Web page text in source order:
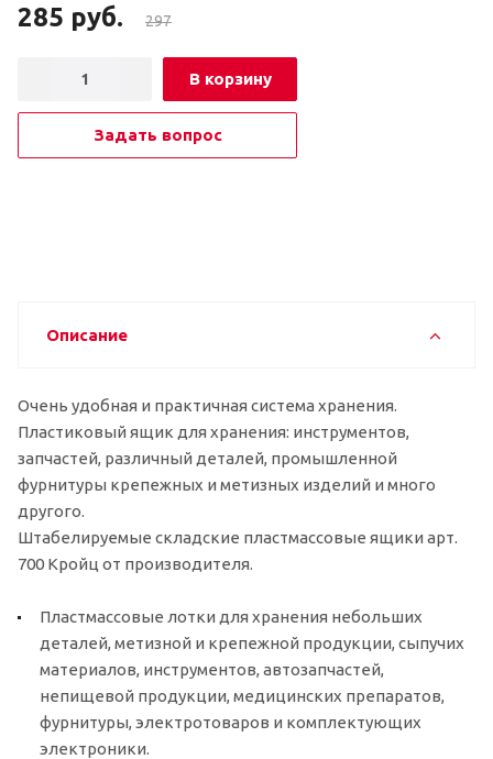
285 руб. 297
В корзину
Задать вопрос
Описание
Очень удобная и практичная система хранения.
Пластиковый ящик для хранения: инструментов,
запчастей, различный деталей, промышленной
фурнитуры крепежных и метизных изделий и много
другого.
Штабелируемые складские пластмассовые ящики арт.
700 Кройц от производителя.
Пластмассовые лотки для хранения небольших
деталей, метизной и крепежной продукции, сыпучих
материалов, инструментов, автозапчастей,
непищевой продукции, медицинских препаратов,
фурнитуры, электротоваров и комплектующих
электроники.